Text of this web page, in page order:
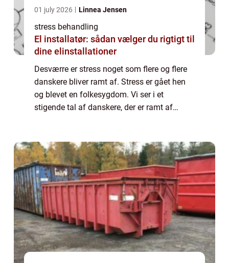
01 july 2026 Linnea Jensen
stress behandling
El installatør: sådan vælger du rigtigt til
dine elinstallationer
Desværre er stress noget som flere og flere
danskere bliver ramt af. Stress er gået hen
og blevet en folkesygdom. Vi ser i et
stigende tal af danskere, der er ramt af